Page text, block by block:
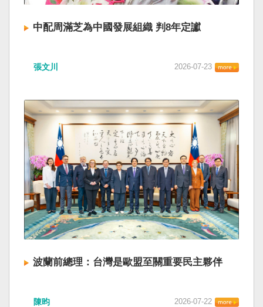
中配周滿芝為中國發展組織 判8年定讞
張文川 2026-07-23
波蘭前總理：台灣是歐盟至關重要民主夥伴
陳昀 2026-07-22